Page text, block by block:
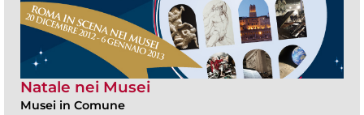
Natale nei Musei
Musei in Comune